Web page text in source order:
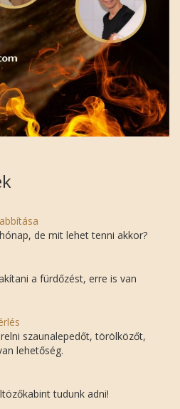
de mit lehet tenni akkor?
a fürdőzést, erre is van
szaunalepedőt, törölközőt,
lehetőség.
tudunk adni!